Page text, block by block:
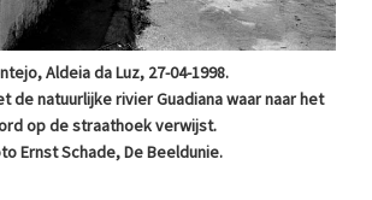
Aldeia da Luz, 27-04-1998.
de natuurlijke rivier Guadiana waar naar het
op de straathoek verwijst.
Ernst Schade, De Beeldunie.